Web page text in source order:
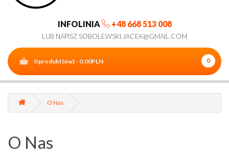
INFOLINIA +48 668 513 008
LUB NAPISZ SOBOLEWSKI.JACEK@GMAIL.COM
0 produkt(ów) - 0.00PLN 0
O Nas
O Nas